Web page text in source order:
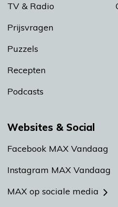
TV & Radio
Prijsvragen
Puzzels
Recepten
Podcasts
Websites & Social
Facebook MAX Vandaag
Instagram MAX Vandaag
MAX op sociale media